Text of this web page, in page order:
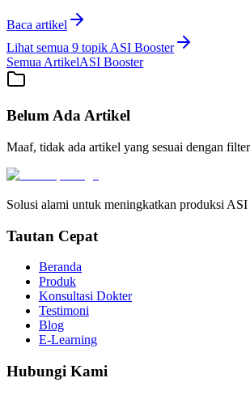
Baca artikel
Lihat semua 9 topik ASI Booster
Semua ArtikelASI Booster
Belum Ada Artikel
Maaf, tidak ada artikel yang sesuai dengan
Solusi alami untuk meningkatkan produksi ASI
Tautan Cepat
Beranda
Produk
Konsultasi Dokter
Testimoni
Blog
E-Learning
Hubungi Kami